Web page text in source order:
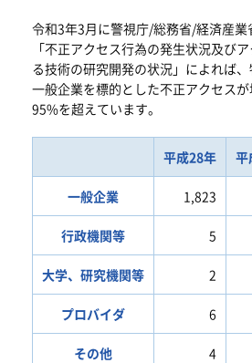
令和3年3月に警視庁/総務省/経済産
「不正アクセス行為の発生状況及び
る技術の研究開発の状況」によれば
一般企業を標的とした不正アクセス
95%を超えています。
平成28年 平
一般企業 1,823
行政機関等 5
大学、研究機関等 2
プロバイダ 6
その他 4